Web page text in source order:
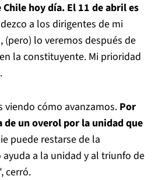
hoy día. El 11 de abril es
a los dirigentes de mi
lo veremos después de
la constituyente. Mi prioridad
viendo cómo avanzamos. Por
de un overol por la unidad que
puede restarse de la
a la unidad y al triunfo de
cerró.